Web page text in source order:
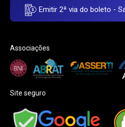
Emitir 2ª via do boleto -
Associações
Site seguro